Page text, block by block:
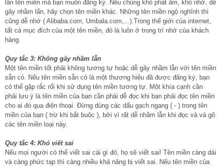
lần tên miền mà bạn muốn đăng ký. Nếu chúng khó phát âm, khó nhớ, dễ
gây nhầm lẩn, hãy chọn tên miền khác. Những tên miền ngộ nghĩnh thì
cũng dễ nhớ ( Alibaba.com, Umbala.com,...).Trong thế giới của internet,
tất cả mục đích của một tên miền, đó là luôn ở trong trí nhớ của khách
hàng.
Quy tắc 3: Không gây nhầm lẫn
Một tên miền tốt phải không tương tự hoặc dễ gây nhầm lẫn với tên miền
sẵn có. Nếu tên miền sẵn có là một thương hiệu đã được đăng ký, bạn
có thể gặp rắc rối khi sử dụng tên miền tương tự. Một khía cạnh cần
phải lưu ý là tên miền của bạn cần phải dễ đọc khi bạn phải đọc tên miền
cho ai đó qua điện thoại. Đừng dùng các dấu gạch ngang ( - ) trong tên
miền của bạn ( trừ khi bắt buộc ), bởi vì rất dễ nhầm lẫn khi đọc và và gõ
các tên miền loại này.
Quy tắc 4: Khó viết sai
Nếu mọi người có thể viết sai cái gì đó, họ sẽ viết sai! Tên miền càng dài
và càng phức tạp thì càng nhiều khả năng bị viết sai. Nếu tên miền của